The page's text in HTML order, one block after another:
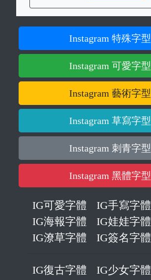
Instagram 特殊字型
Instagram 可愛字型
Instagram 藝術字型
Instagram 草寫字型
Instagram 刺青字型
Instagram 黑體字型
IG可愛字體
IG手寫字體
IG海報字體
IG娃娃字體
IG潦草字體
IG簽名字體
IG復古字體 IG少女字體